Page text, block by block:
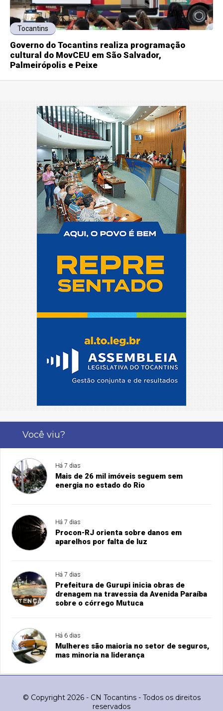
Tocantins
Governo do Tocantins realiza programação
cultural do MovCEU em São Salvador,
Palmeirópolis e Peixe
Você viu?
Há 7 dias
Mais de 26 mil imóveis seguem sem
energia no estado do Rio
Há 7 dias
Procon-RJ orienta sobre danos em
aparelhos por falta de luz
Há 7 dias
Prefeitura de Gurupi inicia obras de
drenagem na travessia da Avenida Paraíba
sobre o córrego Mutuca
Há 6 dias
Mulheres são maioria no setor de seguros,
mas minoria na liderança
© Copyright 2026 - CN Tocantins - Todos os direitos
reservados